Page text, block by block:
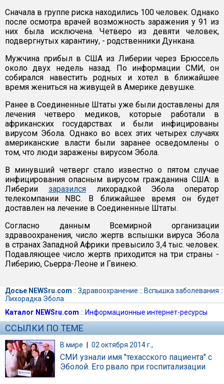
Сначала в группе риска находились 100 человек. Однако
после осмотра врачей возможность заражения у 91 из
них была исключена. Четверо из девяти человек,
подвергнутых карантину, - родственники Дункана.
Мужчина прибыл в США из Либерии через Брюссель
около двух недель назад. По информации СМИ, он
собирался навестить родных и хотел в ближайшее
время жениться на живущей в Америке девушке.
Ранее в Соединенные Штаты уже были доставлены для
лечения четверо медиков, которые работали в
африканских государствах и были инфицированы
вирусом Эбола. Однако во всех этих четырех случаях
американские власти были заранее осведомлены о
том, что люди заражены вирусом Эбола.
В минувший четверг стало известно о пятом случае
инфицирования опасным вирусом гражданина США: в
Либерии заразилсялихорадкой Эбола оператор
телекомпании NBC. В ближайшее время он будет
доставлен на лечение в Соединенные Штаты.
Согласно данным Всемирной организации
здравоохранения, число жертв вспышки вируса Эбола
в странах Западной Африки превысило 3,4 тыс. человек.
Подавляющее число жертв приходится на три страны -
Либерию, Сьерра-Леоне и Гвинею.
Досье NEWSru.com :: Здравоохранение :: Вспышка заболевания ::
Лихорадка Эбола
Каталог NEWSru.com :: Информационные интернет-ресурсы
ССЫЛКИ ПО ТЕМЕ
В мире | 02 октября 2014 г.,
СМИ узнали имя "техасского пациента" с
Эболой. Его рвало при госпитализации